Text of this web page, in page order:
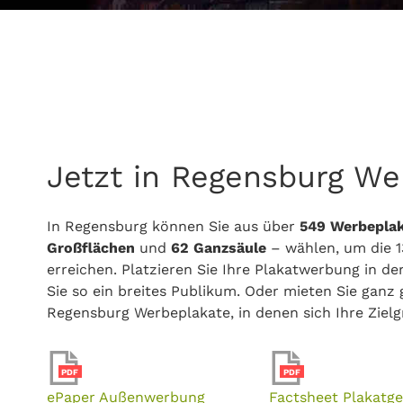
Jetzt in Regensburg
In Regensburg können Sie aus über 549
Großflächen und 62 Ganzsäule – wählen, um die
erreichen. Platzieren Sie Ihre Plakatwerbung in
Sie so ein breites Publikum. Oder mieten Sie
Regensburg Werbeplakate, in denen sich Ihre
PDF
ePaper Außenwerbung
PDF
Factsheet